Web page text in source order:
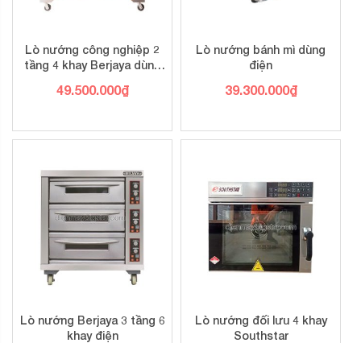
Lò nướng công nghiệp 2
tầng 4 khay Berjaya dùng
49.500.000₫
Lò nướng bánh mì dùng
điện
39.300.000₫
Lò nướng Berjaya 3 tầng 6
khay điện
Lò nướng đối lưu 4 khay
Southstar